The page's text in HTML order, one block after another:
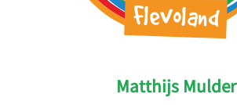
Flevoland
Matthijs Mulder